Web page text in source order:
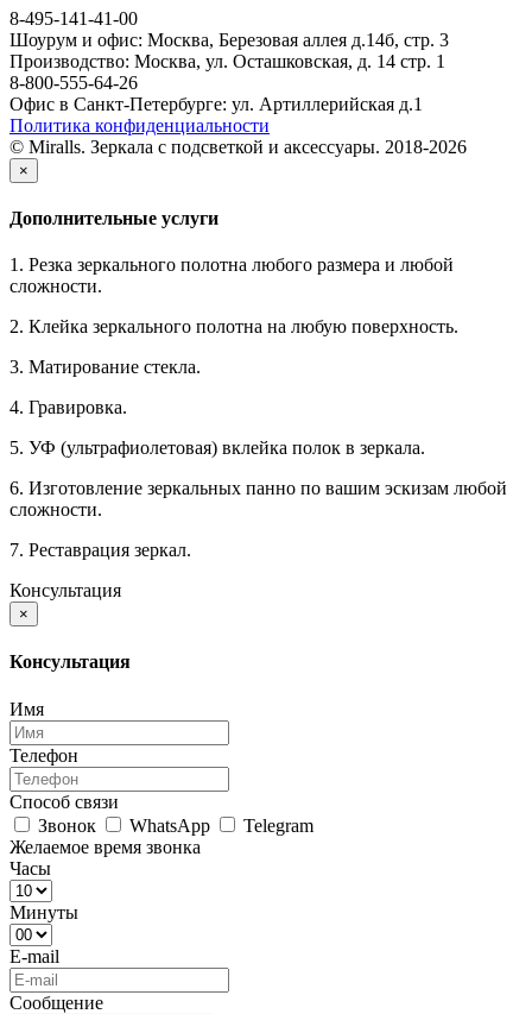
8-495-141-41-00
Шоурум и офис: Москва, Березовая аллея д.14б, стр. 3
Производство: Москва, ул. Осташковская, д. 14 стр. 1
8-800-555-64-26
Офис в Санкт-Петербурге: ул. Артиллерийская д.1
Политика конфиденциальности
© Miralls. Зеркала с подсветкой и аксессуары. 2018-2026
×
Дополнительные услуги
1. Резка зеркального полотна любого размера и любой
сложности.
2. Клейка зеркального полотна на любую поверхность.
3. Матирование стекла.
4. Гравировка.
5. УФ (ультрафиолетовая) вклейка полок в зеркала.
6. Изготовление зеркальных панно по вашим эскизам любой
сложности.
7. Реставрация зеркал.
Консультация
×
Консультация
Имя
Телефон
Способ связи
Звонок
WhatsApp
Telegram
Желаемое время звонка
Часы
Минуты
E-mail
Сообщение